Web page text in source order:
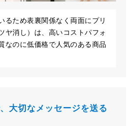
るため表裏関係なく両面にプリ
ヤ消し）は、高いコストパフォ
なのに低価格で人気のある商品
大切なメッセージを送る